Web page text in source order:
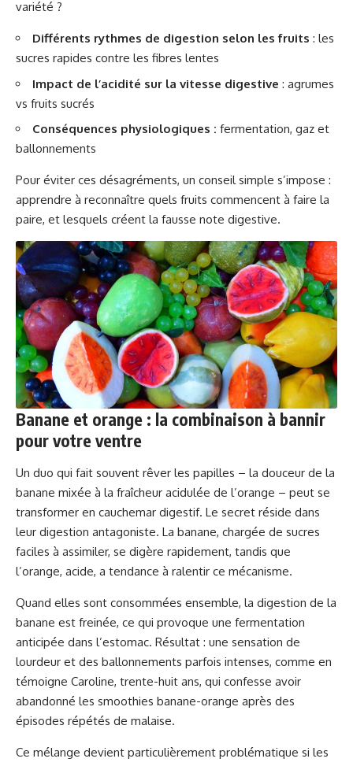
variété ?
Différents rythmes de digestion selon les fruits : les
sucres rapides contre les fibres lentes
Impact de l’acidité sur la vitesse digestive : agrumes
vs fruits sucrés
Conséquences physiologiques : fermentation, gaz et
ballonnements
Pour éviter ces désagréments, un conseil simple s’impose :
apprendre à reconnaître quels fruits commencent à faire la
paire, et lesquels créent la fausse note digestive.
Banane et orange : la combinaison à bannir
pour votre ventre
Un duo qui fait souvent rêver les papilles – la douceur de la
banane mixée à la fraîcheur acidulée de l’orange – peut se
transformer en cauchemar digestif. Le secret réside dans
leur digestion antagoniste. La banane, chargée de sucres
faciles à assimiler, se digère rapidement, tandis que
l’orange, acide, a tendance à ralentir ce mécanisme.
Quand elles sont consommées ensemble, la digestion de la
banane est freinée, ce qui provoque une fermentation
anticipée dans l’estomac. Résultat : une sensation de
lourdeur et des ballonnements parfois intenses, comme en
témoigne Caroline, trente-huit ans, qui confesse avoir
abandonné les smoothies banane-orange après des
épisodes répétés de malaise.
Ce mélange devient particulièrement problématique si les